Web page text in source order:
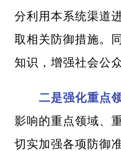
分利用本系统渠道
取相关防御措施。
知识，增强社会公
二是强化重点
影响的重点领域、
切实加强各项防御